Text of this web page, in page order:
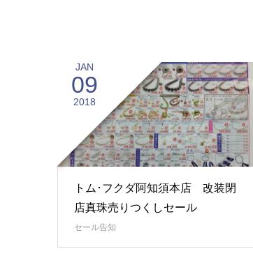
JAN
09
2018
トム･フクダ阿知須本店 改装閉
店真珠売りつくしセール
セール告知